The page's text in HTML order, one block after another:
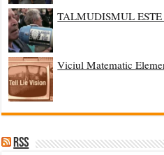
TALMUDISMUL
Viciul Matematic
RSS